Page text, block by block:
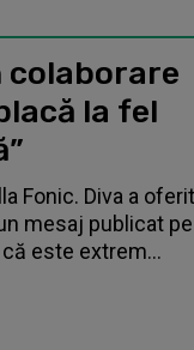
colaborare
la fel
Fonic. Diva a oferit
mesaj publicat pe
este extrem...